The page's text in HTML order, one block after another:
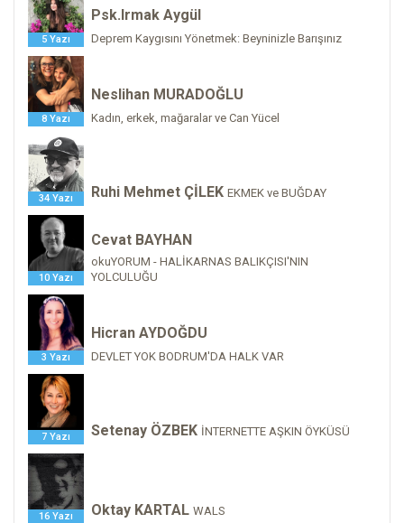
5 Yazı
Psk.Irmak Aygül
Deprem Kaygısını Yönetmek: Beyninizle Barışınız
8 Yazı
Neslihan MURADOĞLU
Kadın, erkek, mağaralar ve Can Yücel
34 Yazı Ruhi Mehmet ÇİLEK EKMEK ve BUĞDAY
10 Yazı
Cevat BAYHAN
okuYORUM - HALİKARNAS BALIKÇISI'NIN
YOLCULUĞU
3 Yazı
Hicran AYDOĞDU
DEVLET YOK BODRUM'DA HALK VAR
7 Yazı Setenay ÖZBEK İNTERNETTE AŞKIN ÖYKÜSÜ
16 Yazı Oktay KARTAL WALS